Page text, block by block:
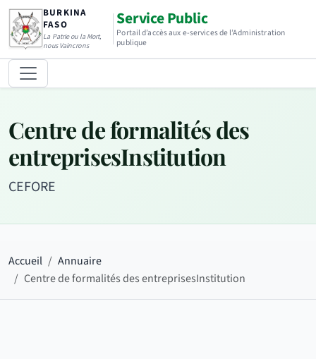
BURKINA
FASO
La Patrie ou la Mort,
nous Vaincrons
Service Public
Portail d’accès aux e-services de l’Administration
publique
Centre de formalités des
entreprisesInstitution
CEFORE
Accueil
Annuaire
Centre de formalités des entreprisesInstitution